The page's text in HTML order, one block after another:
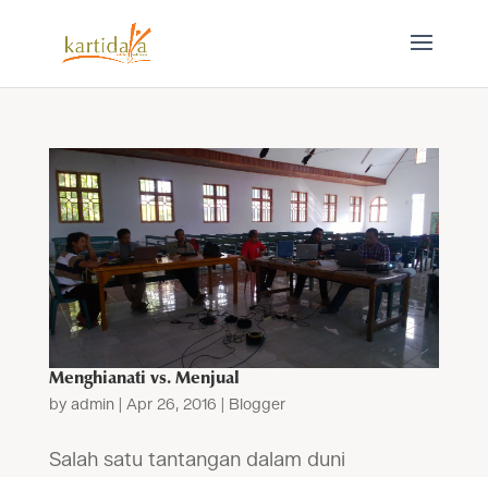
Menghianati vs. Menjual
by admin| Apr 26, 2016 Blogger
Salah satu tantangan dalam duni